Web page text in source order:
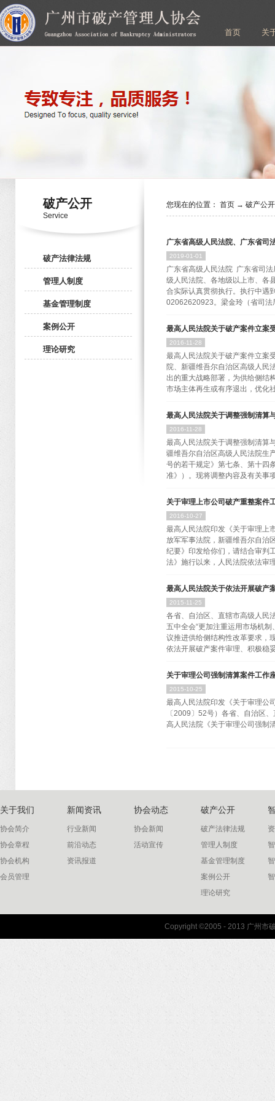
首页 关
破产公开
Service
破产法律法规
管理人制度
基金管理制度
案例公开
理论研究
您现在的位置： 首页 → 破产公开
广东省高级人民法院、广东省司
广东省高级人民法院 广东省司
级人民法院、各地级以上市、各
合实际认真贯彻执行。执行中遇
02062620923。梁金玲（省
益，充分发挥律师依法调查收集
2019-01 -01
最高人民法院关于破产案件立案
最高人民法院关于破产案件
院、新疆维吾尔自治区高级人
出的重大战略部署，为供给侧结
市场主体再生或有序退出，优化
作，认真研究解决影响破产审判
首要环节。为此，特就人民法院
序能否顺利启动，是审理破产案
2016-11 -28
最高人民法院关于调整强制清算
最高人民法院关于调整强制清算
疆维吾尔自治区高级人民法院生
号的若干规定》第七条、第十四
准》）。现将调整内容及有关
对强制清算或破产申请审查单
破产上诉案件，下设两个小类
清算与破产上诉案件的监督，
案件类型划分及代字新标准于
件类型及代字标准最高人民法院
2016-11 -28
关于审理上市公司破产重整案件
最高人民法院印发《关于审理上
放军军事法院，新疆维吾尔自
纪要》印发给你们，请结合审
法》施行以来，人民法院依法审
法》等法律的适用，还涉及司法
规范相关主体的权利义务，以充
最高人民法院会同中国证券监督
通过认真讨论，就审理上市公
则 会议认为，上市公司破产重
2016-10-27
最高人民法院关于依法开展破产
各省、自治区、直辖市高级人
五中全会“更加注重运用市场机
议推进供给侧结构性改革要求
依法开展破产案件审理、积极稳
和清算工作，既是供给侧结构性
的客观需要。各级人民法院要深
化、法治化。对符合破产受理
场；对救治无效或者根本不能适
2015-11 -25
关于审理公司强制清算案件工作
最高人民法院印发
〔2009〕52号）各省、自治区
高人民法院《关于审理公司
2015-10-25
关于我们
协会简介
协会章程
协会机构
会员管理
新闻资讯
行业新闻
前沿动态
资讯报道
协会动态
协会新闻
活动宣传
破产公开
破产法律法规
管理人制度
基金管理制度
案例公开
理论研究
联系我们
Copyright ©2005 - 2013 广州市